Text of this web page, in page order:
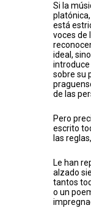
Si la
está
voces de
ideal,
introduce
sobre su
de las
Pero
escrito
las
Le han
alzado
tantos
o un